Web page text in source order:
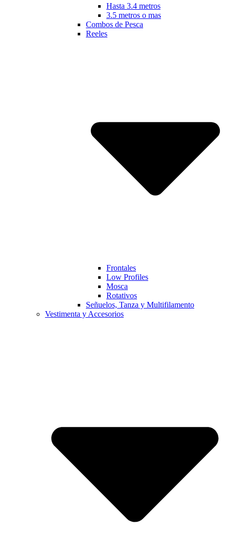
Hasta 3.4 metros
3.5 metros o mas
Combos de Pesca
Reeles
Frontales
Low Profiles
Mosca
Rotativos
Señuelos, Tanza y Multifilamento
Vestimenta y Accesorios